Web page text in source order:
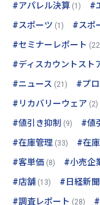
#アパレル決算 (1) #
#スポーツ (1) #スポ
#セミナーレポート
#ディスカウントスト
#ニュース (21) #プ
#リカバリーウェア (2)
#値引き抑制 (9) #値
#在庫管理 (33) #在
#客単価 (8) #小売企
#店舗 (13) #日経新聞
#調査レポート (28)